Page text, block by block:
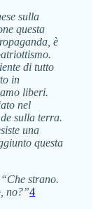
sulla
questa
è
di tutto
in
liberi.
nel
sulla terra.
una
questa
strano.
no?”4